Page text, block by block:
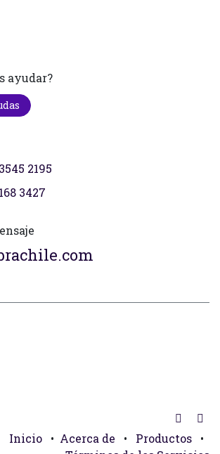
ayudar?
2195
3427
Inicio • Acerca de • Productos
•